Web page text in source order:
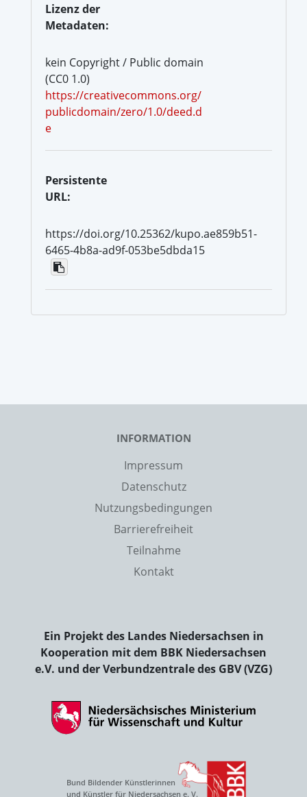
Lizenz der
Metadaten:
kein Copyright / Public domain
(CC0 1.0)
https://creativecommons.org/
publicdomain/zero/1.0/deed.d
e
Persistente
URL:
https://doi.org/10.25362/kupo.ae859b51-
6465-4b8a-ad9f-053be5dbda15
INFORMATION
Impressum
Datenschutz
Nutzungsbedingungen
Barrierefreiheit
Teilnahme
Kontakt
Ein Projekt des Landes Niedersachsen in
Kooperation mit dem BBK Niedersachsen
e.V. und der Verbundzentrale des GBV (VZG)
Bund Bildender Künstlerinnen
und Künstler für Niedersachsen e. V.